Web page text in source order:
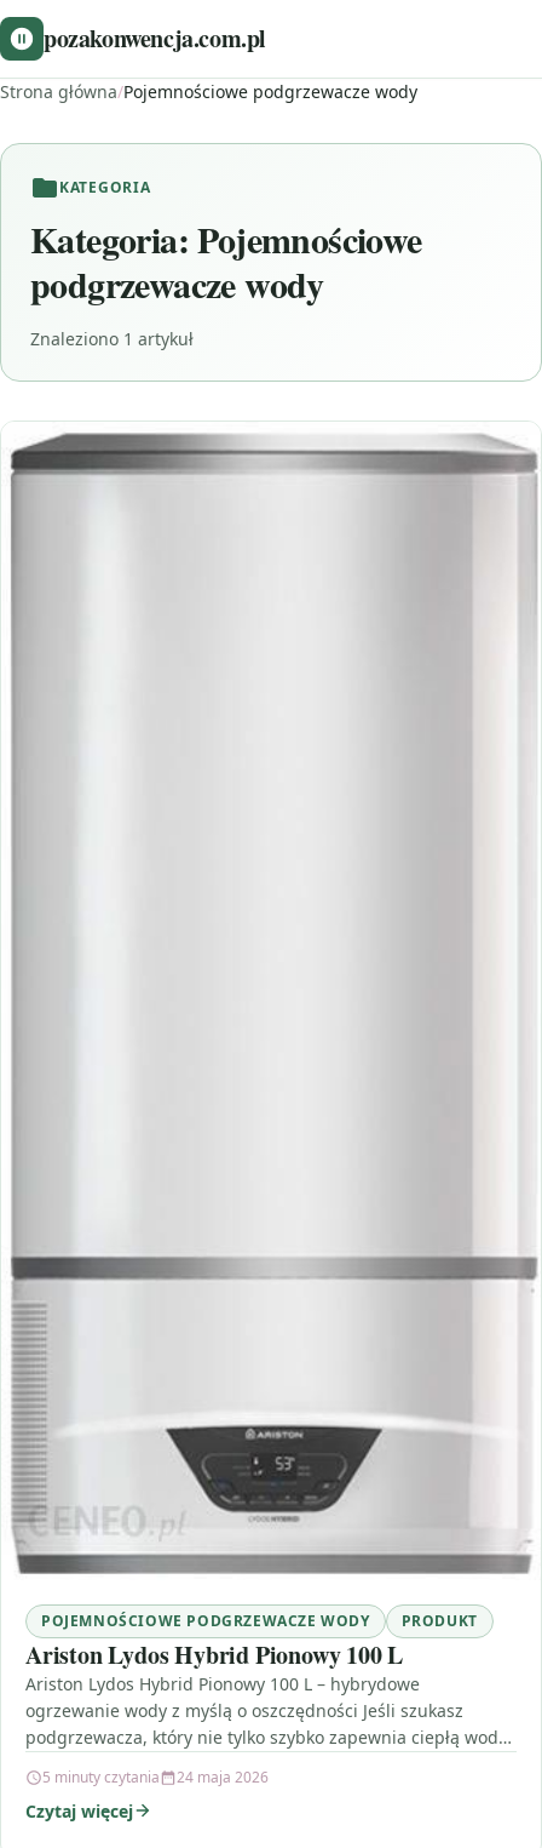
pozakonwencja.com.pl
Strona główna/Pojemnościowe podgrzewacze wody
KATEGORIA
Kategoria:Pojemnościowe
podgrzewacze wody
Znaleziono 1 artykuł
POJEMNOŚCIOWE PODGRZEWACZE WODY PRODUKT
Ariston Lydos Hybrid Pionowy 100 L
Ariston Lydos Hybrid Pionowy 100 L – hybrydowe
ogrzewanie wody z myślą o oszczędności Jeśli szukasz
podgrzewacza, który nie tylko szybko zapewnia ciepłą wodę,
5 minuty czytania 24 maja 2026
Czytaj więcej